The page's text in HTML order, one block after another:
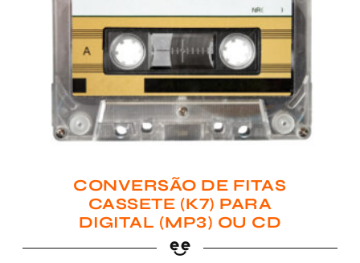
CONVERSÃO DE FITAS
CASSETE (K7) PARA
DIGITAL (MP3) OU CD